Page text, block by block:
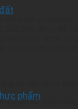
phẩm
với hành vi vi
2.500.000 đồng
phạm hành chính
quả quy định tại
an cấp xã có
quyền xử phạt